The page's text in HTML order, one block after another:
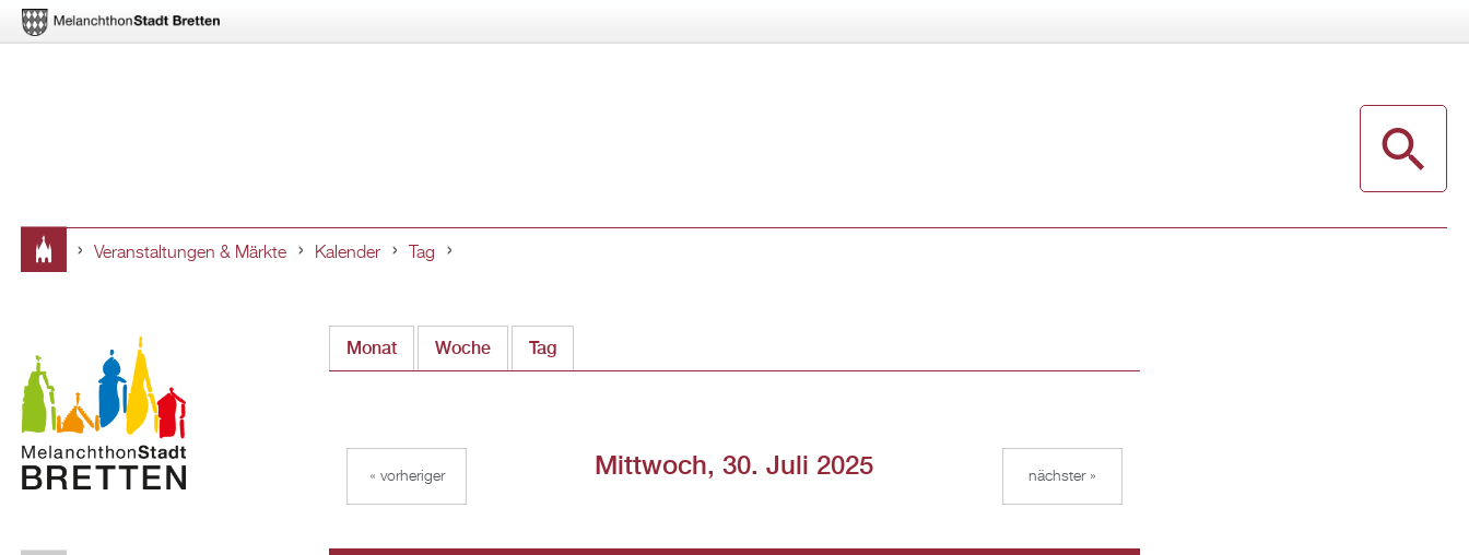
hier
Veranstaltungen & Märkte Kalender Tag
Monat Woche Tag(aktiver Reiter)
Mittwoch, 30. Juli 2025
« vorheriger nächster »